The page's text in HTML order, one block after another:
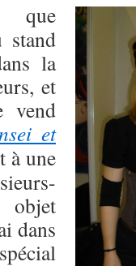
que
stand
la
et
vend
et
à une
dans